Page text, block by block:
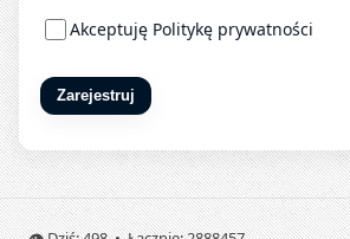
Akceptuję Politykę prywatności
Zarejestruj